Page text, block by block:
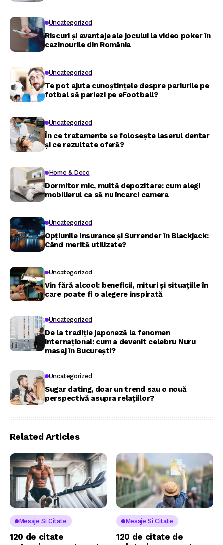
Uncategorized
Riscuri și avantaje ale jocului la video poker în
cazinourile din România
Uncategorized
Te pot ajuta cunoștințele despre pariurile pe
fotbal să pariezi pe eFootball?
Uncategorized
În ce tratamente se folosește laserul dentar
și ce rezultate oferă?
Home & Deco
Dormitor mic, multă depozitare: cum alegi
mobilierul ca să nu încarci camera
Uncategorized
Opțiunile Insurance și Surrender în Blackjack:
Când merită utilizate?
Uncategorized
Vin fără alcool: beneficii, mituri și situațiile în
care poate fi o alegere inspirată
Uncategorized
De la tradiție japoneză la fenomen
internațional: cum a devenit celebru Nuru
masaj în București?
Uncategorized
Sugar dating, doar un trend sau o nouă
perspectivă asupra relațiilor?
Related Articles
Mesaje Si Citate
120 de citate
Mesaje Si Citate
120 de citate de